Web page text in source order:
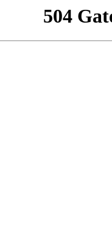
504